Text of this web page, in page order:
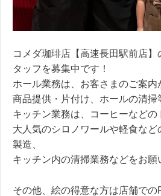
コメダ珈琲店【高速長田駅前店】
タッフを募集中です！
ホール業務は、お客さまのご案内
商品提供・片付け、ホールの清掃
キッチン業務は、コーヒーなどの
大人気のシロノワールや軽食な
製造、
キッチン内の清掃業務などをお願
その他、絵の得意な方は店舗で